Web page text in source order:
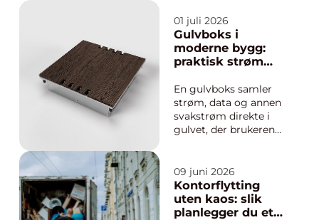
med planlegging,
pakking, løfting og
logistikk. En
profesjonell aktør kan
men hva bør man
egentlig se etter når
ma...
01 juli 2026
Gulvboks i
moderne bygg:
praktisk strøm
En gulvboks samler
strøm, data og annen
svakstrøm direkte i
gulvet, der brukeren
Løsningen gir faste
uttak ute i rommet,
uten kabelkaos,
skjøteledninger og
09 juni 2026
Kontorflytting
uten kaos: slik
planlegger du et